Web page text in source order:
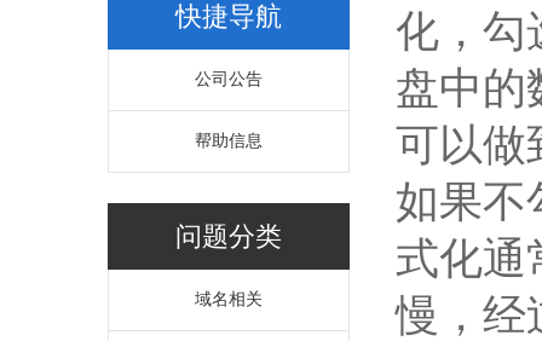
快捷导航
公司公告
帮助信息
问题分类
域名相关
化，勾
盘中的
可以做
如果不
式化通
慢，经